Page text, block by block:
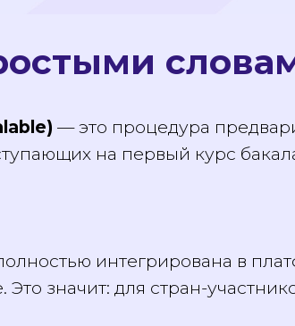
— это процедура
на первый курс
полностью интегрирована в
Это значит: для стран-